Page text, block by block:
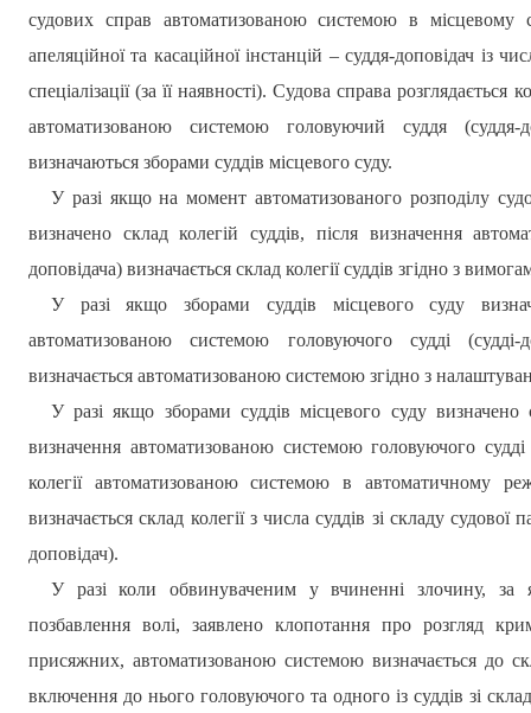
судових справ автоматизованою системою в місцевому
апеляційної та касаційної інстанцій – суддя-доповідач із
спеціалізації (за її наявності). Судова справа
автоматизованою системою головуючий суддя (суддя-
визначаються зборами суддів місцевого суду.
У разі якщо на момент автоматизованого розподілу
визначено склад колегій суддів, після визначення
доповідача) визначається склад колегії суддів згідно з
У разі якщо зборами суддів місцевого суду
автоматизованою системою головуючого судді (судді-
визначається автоматизованою системою згідно з
У разі якщо зборами суддів місцевого суду визначено
визначення автоматизованою системою головуючого
колегії автоматизованою системою в автоматичному
визначається склад колегії з числа суддів зі складу
доповідач).
У разі коли обвинуваченим у вчиненні злочину, за
позбавлення волі, заявлено клопотання про розгляд
присяжних, автоматизованою системою визначається до
включення до нього головуючого та одного із суддів зі